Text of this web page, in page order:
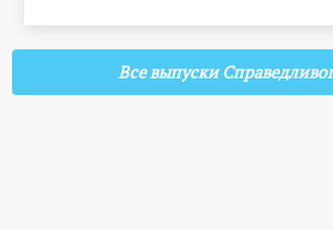
Все выпуски